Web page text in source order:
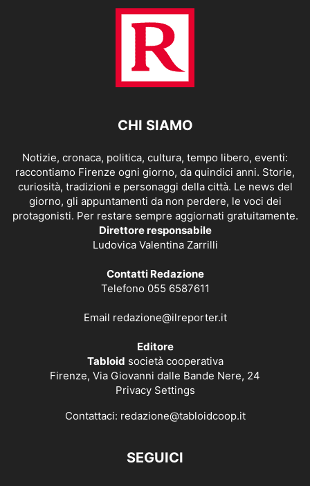
CHI SIAMO
Notizie, cronaca, politica, cultura, tempo libero, eventi:
raccontiamo Firenze ogni giorno, da quindici anni. Storie,
curiosità, tradizioni e personaggi della città. Le news del
giorno, gli appuntamenti da non perdere, le voci dei
protagonisti. Per restare sempre aggiornati gratuitamente.
Direttore responsabile
Ludovica Valentina Zarrilli
Contatti Redazione
Telefono 055 6587611
Email redazione@ilreporter.it
Editore
Tabloid società cooperativa
Firenze, Via Giovanni dalle Bande Nere, 24
Privacy Settings
Contattaci: redazione@tabloidcoop.it
SEGUICI